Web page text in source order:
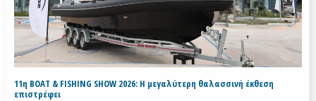
11η BOAT & FISHING SHOW 2026: Η μεγαλύτερη θαλασσινή έκθεση
επιστρέφει